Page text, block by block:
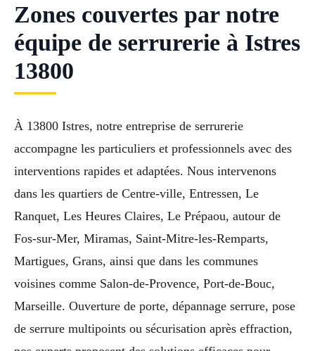
Zones couvertes par notre
équipe de serrurerie à Istres
13800
À 13800 Istres, notre entreprise de serrurerie
accompagne les particuliers et professionnels avec des
interventions rapides et adaptées. Nous intervenons
dans les quartiers de Centre-ville, Entressen, Le
Ranquet, Les Heures Claires, Le Prépaou, autour de
Fos-sur-Mer, Miramas, Saint-Mitre-les-Remparts,
Martigues, Grans, ainsi que dans les communes
voisines comme Salon-de-Provence, Port-de-Bouc,
Marseille. Ouverture de porte, dépannage serrure, pose
de serrure multipoints ou sécurisation après effraction,